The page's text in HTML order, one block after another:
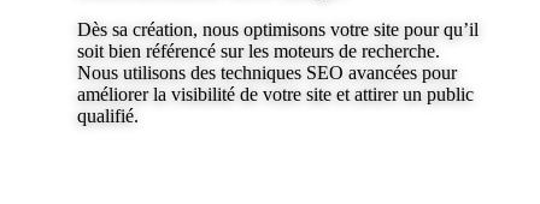
Dès sa création, nous optimisons votre site pour qu’il
soit bien référencé sur les moteurs de recherche.
Nous utilisons des techniques SEO avancées pour
améliorer la visibilité de votre site et attirer un public
qualifié.